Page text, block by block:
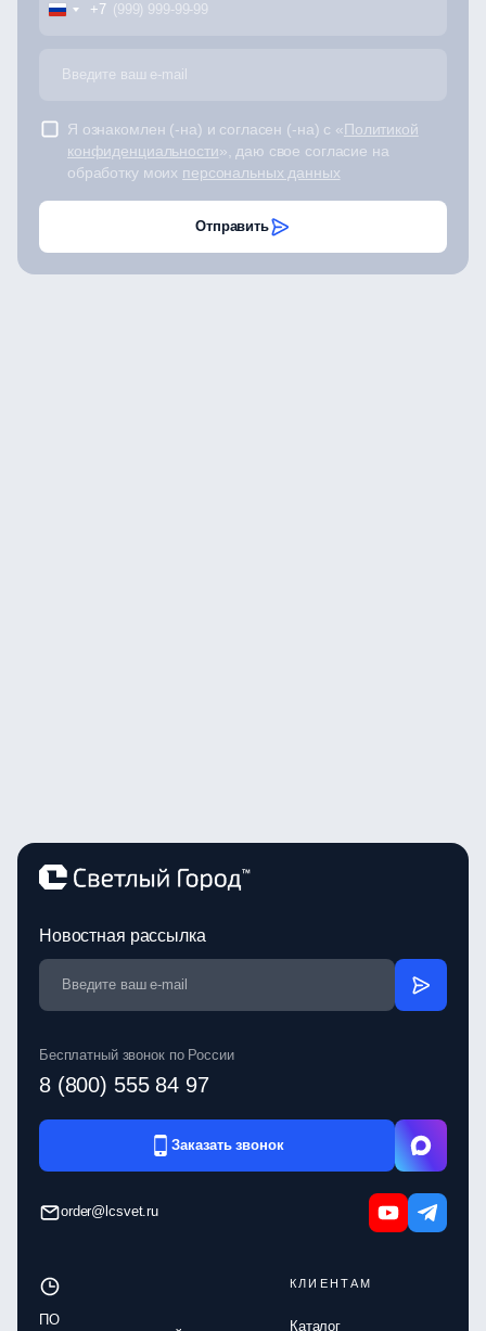
+7
Я ознакомлен (-на) и согласен (-на) с «Политикой
конфиденциальности», даю свое согласие на
обработку моих персональных данных
Отправить
Новостная рассылка
Бесплатный звонок по России
8 (800) 555 84 97
Заказать звонок
order@lcsvet.ru
КЛИЕНТАМ
Каталог
ПО